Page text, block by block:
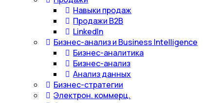
Навыки продаж
Продажи B2B
LinkedIn
Бизнес-анализ и Business Intelligence
Бизнес-аналитика
Бизнес-анализ
Анализ данных
Бизнес-стратегии
Электрон. коммерц.